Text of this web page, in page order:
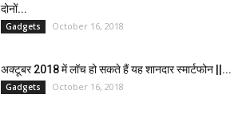
दोनों...
Gadgets October 16, 2018
अक्टूबर 2018 में लॉच हो सकते हैं यह शानदार स्मार्टफोन ||...
Gadgets October 16, 2018